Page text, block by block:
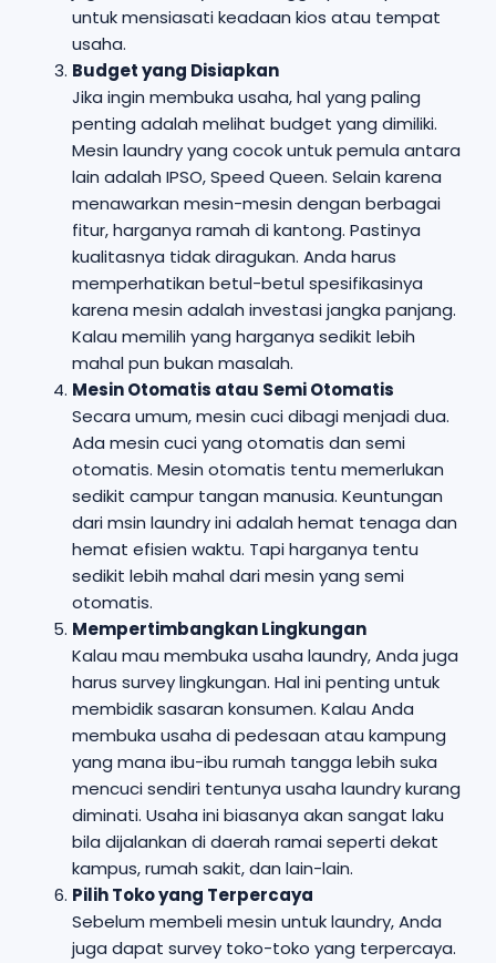
untuk mensiasati keadaan kios atau tempat
usaha.
Budget yang Disiapkan
Jika ingin membuka usaha, hal yang paling
penting adalah melihat budget yang dimiliki.
Mesin laundry yang cocok untuk pemula antara
lain adalah IPSO, Speed Queen. Selain karena
menawarkan mesin-mesin dengan berbagai
fitur, harganya ramah di kantong. Pastinya
kualitasnya tidak diragukan. Anda harus
memperhatikan betul-betul spesifikasinya
karena mesin adalah investasi jangka panjang.
Kalau memilih yang harganya sedikit lebih
mahal pun bukan masalah.
Mesin Otomatis atau Semi Otomatis
Secara umum, mesin cuci dibagi menjadi dua.
Ada mesin cuci yang otomatis dan semi
otomatis. Mesin otomatis tentu memerlukan
sedikit campur tangan manusia. Keuntungan
dari msin laundry ini adalah hemat tenaga dan
hemat efisien waktu. Tapi harganya tentu
sedikit lebih mahal dari mesin yang semi
otomatis.
Mempertimbangkan Lingkungan
Kalau mau membuka usaha laundry, Anda juga
harus survey lingkungan. Hal ini penting untuk
membidik sasaran konsumen. Kalau Anda
membuka usaha di pedesaan atau kampung
yang mana ibu-ibu rumah tangga lebih suka
mencuci sendiri tentunya usaha laundry kurang
diminati. Usaha ini biasanya akan sangat laku
bila dijalankan di daerah ramai seperti dekat
kampus, rumah sakit, dan lain-lain.
Pilih Toko yang Terpercaya
Sebelum membeli mesin untuk laundry, Anda
juga dapat survey toko-toko yang terpercaya.